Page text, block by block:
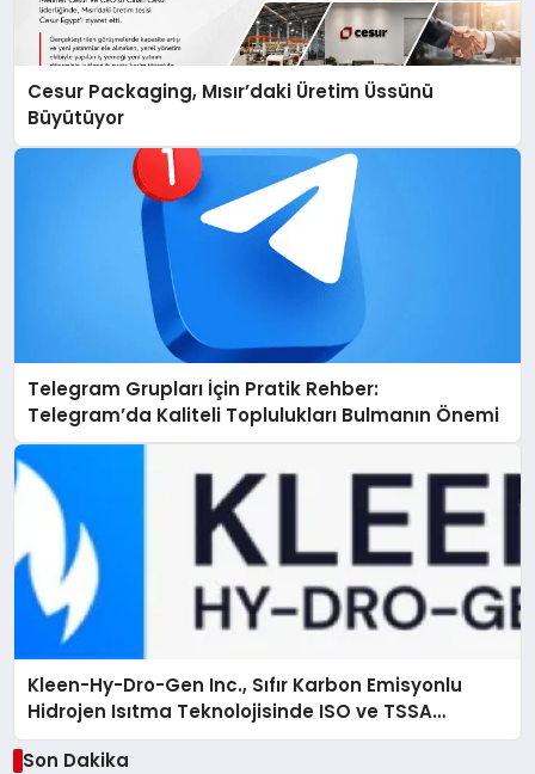
Cesur Packaging, Mısır’daki Üretim Üssünü
Büyütüyor
Telegram Grupları İçin Pratik Rehber:
Telegram’da Kaliteli Toplulukları Bulmanın Önemi
Kleen-Hy-Dro-Gen Inc., Sıfır Karbon Emisyonlu
Hidrojen Isıtma Teknolojisinde ISO ve TSSA
Düzenleyici Onaylarını Aldı
Son Dakika